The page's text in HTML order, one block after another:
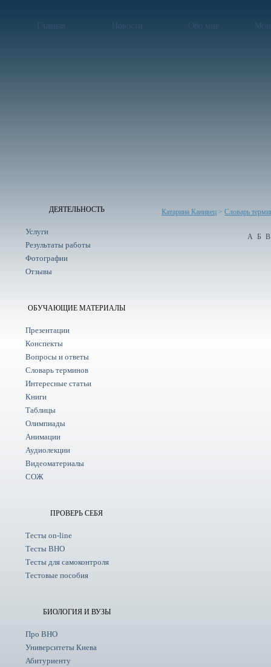
Главная Новости Обо мне
ДЕЯТЕЛЬНОСТЬ
Услуги
Результаты работы
Фотографии
Отзывы
ОБУЧАЮЩИЕ МАТЕРИАЛЫ
Презентации
Конспекты
Вопросы и ответы
Словарь терминов
Интересные статьи
Книги
Таблицы
Олимпиады
Анимации
Аудиолекции
Видеоматериалы
СОЖ
ПРОВЕРЬ СЕБЯ
Тесты on-line
Тесты ВНО
Тесты для самоконтроля
Тестовые пособия
БИОЛОГИЯ И ВУЗЫ
Про ВНО
Университеты Киева
Абитуриенту
Катарина Канивец > Словарь
А Б В